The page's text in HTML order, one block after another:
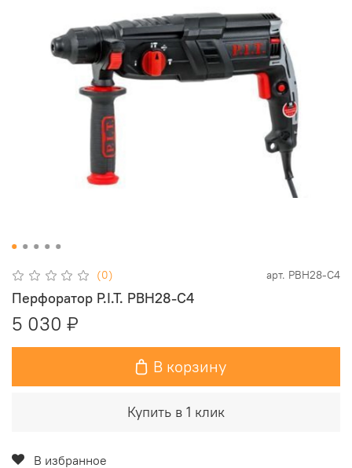
(0) арт. PBH28-C4
Перфоратор P.I.T. PBH28-C4
5 030 ₽
В корзину
Купить в 1 клик
В избранное